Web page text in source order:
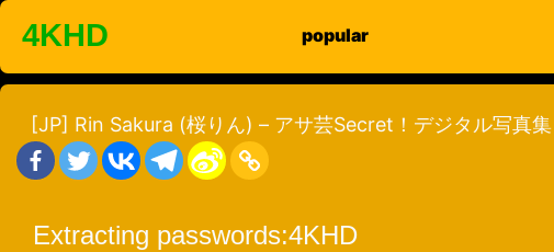
Skip
content
4KHD popular
[JP] Rin Sakura (桜りん) – アサ芸Secret！デジタル写真
Extracting passwords:4KHD